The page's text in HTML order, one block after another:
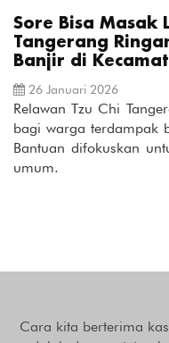
Sore Bisa Masak
Tangerang
Banjir di
26 Januari 2026
Relawan Tzu Chi
bagi warga terdampak
Bantuan difokuskan
umum.
Cara kita berterima